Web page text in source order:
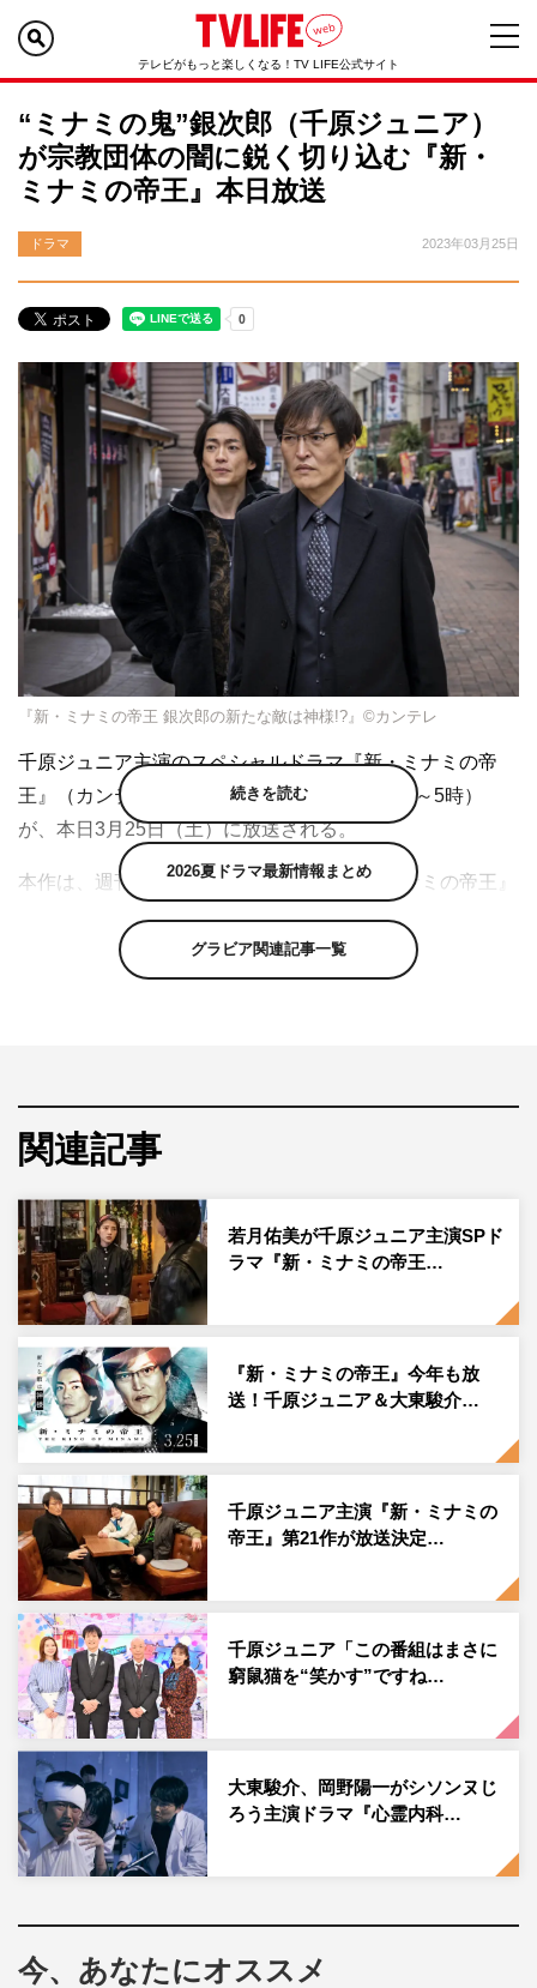
テレビがもっと楽しくなる！TV LIFE公式サイト
“ミナミの鬼”銀次郎（千原ジュニア）
が宗教団体の闇に鋭く切り込む『新・
ミナミの帝王』本日放送
ドラマ 2023年03月25日
『新・ミナミの帝王 銀次郎の新たな敵は神様!?』©カンテレ
千原ジュニア主演のスペシャルドラマ『新・ミナミの帝
王』（カンテレ／関西ローカル 午後2時57分～5時）
が、本日3月25日（土）に放送される。
本作は、週刊漫画ゴラクで連載中の漫画『ミナミの帝王』
（原作：天王寺大、萬画：郷力也）を基にしたテレビシリ
ーズの第22作。千原ジュニア演じる“ミナミの鬼”と恐れら
れている大阪ミナミの金貸し・萬田銀次郎と、大東駿介演
今回は、“霊能語”を操るホームレスが宗教団体の教祖とし
て登場。若者や主婦など救いを求める人々の心の隙間に近
寄っていく。銀次郎の顧客の中にも、お布施のため身の丈
に合わない借り入れをする者が現れ、急成長を遂げる宗教
団体の闇に“ミナミの鬼”銀次郎が鋭く切り込んでいく。
あらすじ
『新・ミナミの帝王 銀次郎の新たな敵は神様!?』©カンテレ
大阪ミナミの金貸し・萬田銀次郎（千原ジュニア）は、あ
る日、何やらワケありな中学生・長谷川涼（南出凌嘉）に
金を貸してほしいと声をかけられるが、「子供には貸さ
ん」と冷たくあしらう。一方、とある場所では、“若者の
校に居場所がない子供たちに支援の手を差し伸べていた。
それから数カ月後、銀次郎に借金を断られた涼は、暗い表
続きを読む
2026夏ドラマ最新情報まとめ
グラビア関連記事一覧
関連記事
若月佑美が千原ジュニア主演SPド
ラマ『新・ミナミの帝王…
『新・ミナミの帝王』今年も放
送！千原ジュニア＆大東駿介…
千原ジュニア主演『新・ミナミの
帝王』第21作が放送決定…
千原ジュニア「この番組はまさに
窮鼠猫を“笑かす”ですね…
大東駿介、岡野陽一がシソンヌじ
ろう主演ドラマ『心霊内科…
今、あなたにオススメ